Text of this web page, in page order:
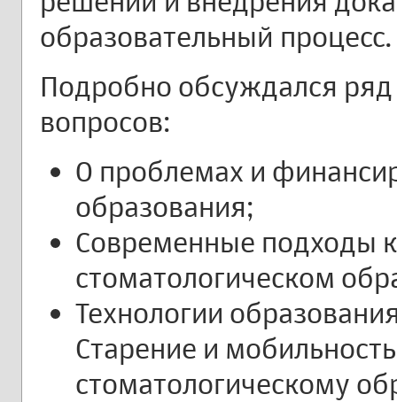
образовательный процесс.
Подробно обсуждался
вопросов:
О проблемах и
образования;
Современные подходы
стоматологическом
Технологии
Старение и
стоматологическому